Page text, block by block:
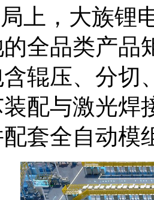
上，大族锂
全品类产品
辊压、分切
配与激光焊
套全自动模